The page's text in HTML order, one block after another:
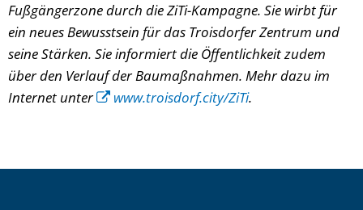
Fußgängerzone durch die ZiTi-Kampagne. Sie wirbt für
ein neues Bewusstsein für das Troisdorfer Zentrum und
seine Stärken. Sie informiert die Öffentlichkeit zudem
über den Verlauf der Baumaßnahmen. Mehr dazu im
Internet unter
www.troisdorf.city/ZiTi.